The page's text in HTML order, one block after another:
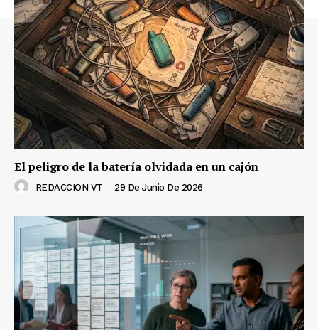
El peligro de la batería olvidada en un cajón
REDACCION VT - 29 De Junio De 2026